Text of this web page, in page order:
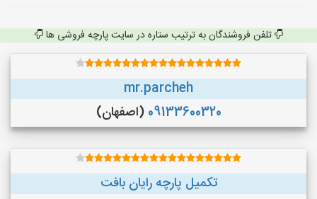
تلفن فروشندگان به ترتیب ستاره در سایت پارچه فروشی ها
mr.parcheh
09133600320 (اصفهان)
تکمیل پارچه رایان بافت